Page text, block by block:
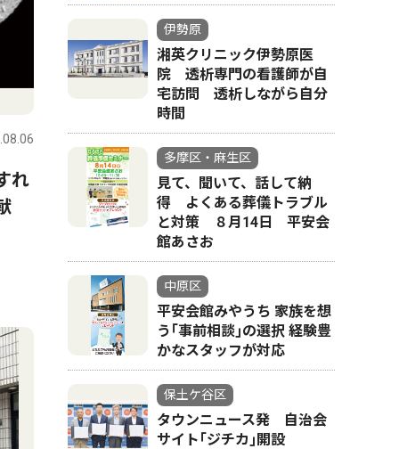
れ
伊勢原
湘英クリニック伊勢原医
院 透析専門の看護師が自
宅訪問 透析しながら自分
時間
多摩区・麻生区
見て、聞いて、話して納
得 よくある葬儀トラブル
と対策 ８月14日 平安会
館あさお
中原区
平安会館みやうち 家族を想
う｢事前相談｣の選択 経験豊
かなスタッフが対応
保土ケ谷区
タウンニュース発 自治会
サイト｢ジチカ｣開設